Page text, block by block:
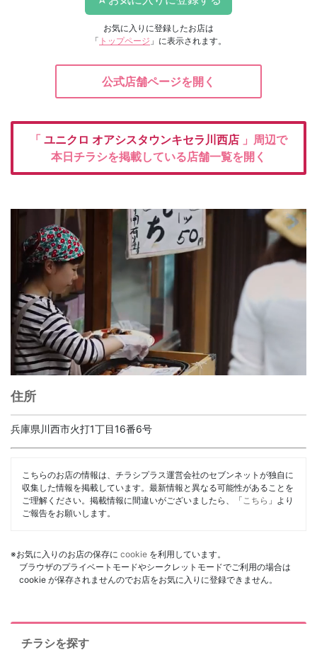
お気に入りに登録したお店は
「 トップページ 」に表示されます。
公式店舗ページを開く
「 ユニクロ オアシスタウンキセラ川西店 」周辺で
本日チラシを掲載している店舗一覧を開く
住所
兵庫県川西市火打1丁目16番6号
こちらのお店の情報は、チラシプラス運営会社のセブンネットが独自に
収集した情報を掲載しています。最新情報と異なる可能性があることを
ご理解ください。掲載情報に間違いがございましたら、「 こちら 」より
ご報告をお願いします。
※お気に入りのお店の保存に cookie を利用しています。
ブラウザのプライベートモードやシークレットモードでご利用の場合は
cookie が保存されませんのでお店をお気に入りに登録できません。
チラシを探す